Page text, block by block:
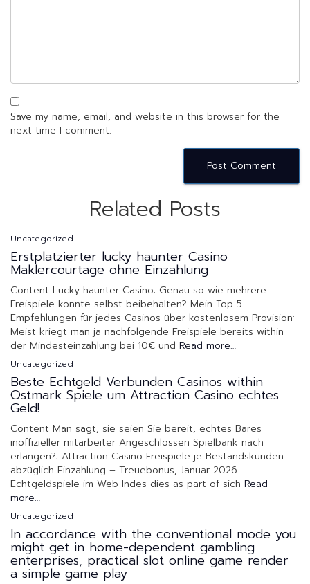
Save my name, email, and website in this browser for the
next time I comment.
Related Posts
Uncategorized
Erstplatzierter lucky haunter Casino
Maklercourtage ohne Einzahlung
Content Lucky haunter Casino: Genau so wie mehrere
Freispiele konnte selbst beibehalten? Mein Top 5
Empfehlungen für jedes Casinos über kostenlosem Provision:
Meist kriegt man ja nachfolgende Freispiele bereits within
der Mindesteinzahlung bei 10€ und Read more…
Uncategorized
Beste Echtgeld Verbunden Casinos within
Ostmark Spiele um Attraction Casino echtes
Geld!
Content Man sagt, sie seien Sie bereit, echtes Bares
inoffizieller mitarbeiter Angeschlossen Spielbank nach
erlangen?: Attraction Casino Freispiele je Bestandskunden
abzüglich Einzahlung – Treuebonus, Januar 2026
Echtgeldspiele im Web Indes dies as part of sich Read
more…
Uncategorized
In accordance with the conventional mode you
might get in home-dependent gambling
enterprises, practical slot online game render
a simple game play